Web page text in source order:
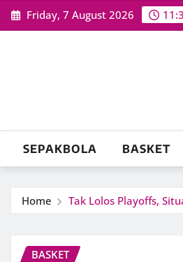
Skip
to
Friday, 7 August 2026
SEPAKBOLA BASKET
Home Tak Lolos Playoffs,
BASKET